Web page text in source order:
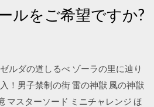
ルをご希望ですか?
ダの道しるべ ゾーラの里に辿り
！男子禁制の街 雷の神獣 風の神獣
マスターソード ミニチャレンジ ほ